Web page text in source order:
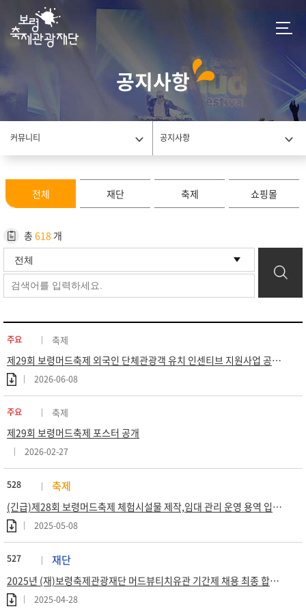
공지사항
커뮤니티 공지사항
전체 재단 축제 쇼핑몰
총 618 개
주요 축제
제29회 보령머드축제 외국인 단체관광객 유치 인센티브 지원사업 공고 (재공고)
2026-06-08
주요 축제
제29회 보령머드축제 포스터 공개
2026-02-27
528 축제
(긴급)제28회 보령머드축제 체험시설물 제작,임대 관리 운영 용역 입찰공고(협상에 의한 계약)
2025-05-08
527 재단
2025년 (재)보령축제관광재단 머드뷰티치유관 기간제 채용 최종 합격자 공고
2025-04-28